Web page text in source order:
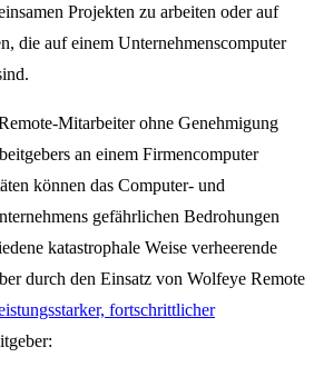
Projekten zu arbeiten oder auf
die auf einem Unternehmenscomputer
Mitarbeiter ohne Genehmigung
an einem Firmencomputer
können das Computer- und
gefährlichen Bedrohungen
katastrophale Weise verheerende
durch den Einsatz von Wolfeye Remote
fortschrittlicher